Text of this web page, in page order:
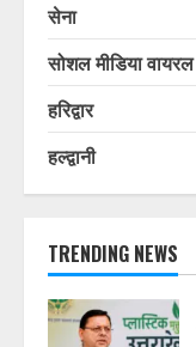
सेना
सोशल मीडिया वायरल
हरिद्वार
हल्द्वानी
TRENDING NEWS
2